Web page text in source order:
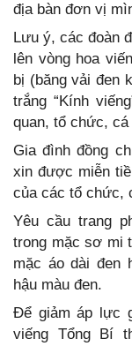
địa bàn đơn vị
Lưu ý, các đoàn
lên vòng hoa
bị (băng vải đen
trắng “Kính
quan, tổ chức, cá
Gia đình đồng
xin được miễn
của các tổ chức,
Yêu cầu trang
trong mặc sơ mi
mặc áo dài đen
hậu màu đen.
Để giảm áp lực
viếng Tổng Bí